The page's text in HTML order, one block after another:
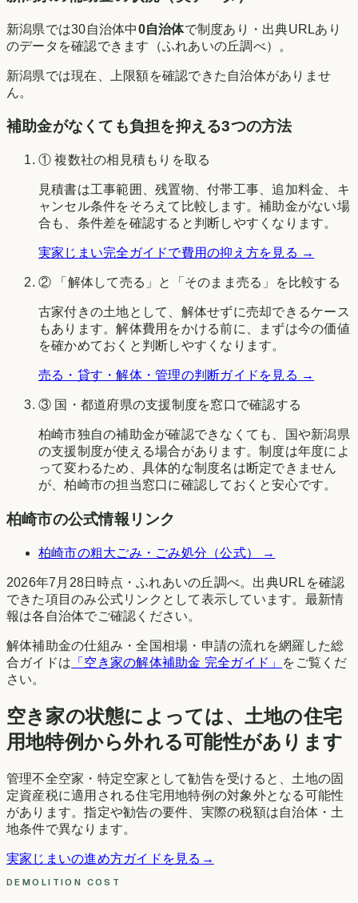
新潟県では30自治体中0自治体で制度あり・出典URLあり
のデータを確認できます（ふれあいの丘調べ）。
新潟県では現在、上限額を確認できた自治体がありませ
ん。
補助金がなくても負担を抑える3つの方法
① 複数社の相見積もりを取る
見積書は工事範囲、残置物、付帯工事、追加料金、キ
ャンセル条件をそろえて比較します。補助金がない場
合も、条件差を確認すると判断しやすくなります。
実家じまい完全ガイドで費用の抑え方を見る →
② 「解体して売る」と「そのまま売る」を比較する
古家付きの土地として、解体せずに売却できるケース
もあります。解体費用をかける前に、まずは今の価値
を確かめておくと判断しやすくなります。
売る・貸す・解体・管理の判断ガイドを見る →
③ 国・都道府県の支援制度を窓口で確認する
柏崎市独自の補助金が確認できなくても、国や新潟県
の支援制度が使える場合があります。制度は年度によ
って変わるため、具体的な制度名は断定できません
が、柏崎市の担当窓口に確認しておくと安心です。
柏崎市の公式情報リンク
柏崎市の粗大ごみ・ごみ処分（公式） →
2026年7月28日時点 ・ふれあいの丘調べ。出典URLを確認
できた項目のみ公式リンクとして表示しています。最新情
報は各自治体でご確認ください。
解体補助金の仕組み・全国相場・申請の流れを網羅した総
合ガイドは 「空き家の解体補助金 完全ガイド」
をご覧くだ
さい。
空き家の状態によっては、土地の住宅
用地特例から外れる可能性があります
管理不全空家・特定空家として勧告を受けると、土地の固
定資産税に適用される住宅用地特例の対象外となる可能性
があります。指定や勧告の要件、実際の税額は自治体・土
地条件で異なります。
実家じまいの進め方ガイドを見る →
DEMOLITION COST